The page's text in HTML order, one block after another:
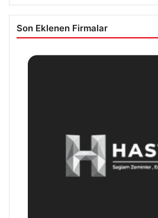
Son Eklenen Firmalar